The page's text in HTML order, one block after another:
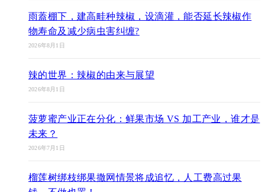
雨蓋棚下，建高畦种辣椒，设滴灌，能否延长辣椒作
物寿命及减少病虫害纠缠?
2026年8月1日
辣的世界：辣椒的由来与展望
2026年8月1日
菠萝蜜产业正在分化：鲜果市场 VS 加工产业，谁才是
未来？
2026年7月1日
榴莲树绑枝绑果撒网情景将成追忆，人工费高过果